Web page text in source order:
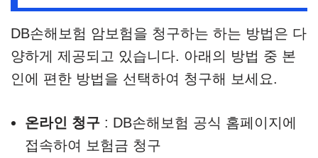
DB손해보험 암보험을 청구하는 하는 방법은 다
양하게 제공되고 있습니다. 아래의 방법 중 본
인에 편한 방법을 선택하여 청구해 보세요.
온라인 청구 : DB손해보험 공식 홈페이지에
접속하여 보험금 청구